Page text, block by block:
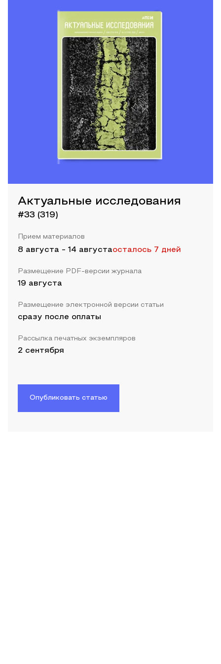
Актуальные исследования
#33 (319)
Прием материалов
8 августа - 14 августаосталось 7 дней
Размещение PDF-версии журнала
19 августа
Размещение электронной версии статьи
сразу после оплаты
Рассылка печатных экземпляров
2 сентября
Опубликовать статью